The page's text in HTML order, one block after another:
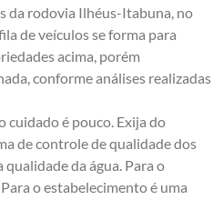
da rodovia Ilhéus-Itabuna, no
de veículos se forma para
acima, porém
conforme análises realizadas
cuidado é pouco. Exija do
de controle de qualidade dos
da água. Para o
o estabelecimento é uma